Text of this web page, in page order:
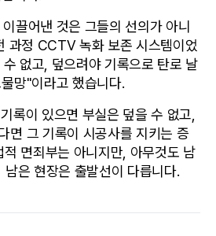
끌어낸 것은 그들의 선의가 아니
과정 CCTV 녹화 보존 시스템이었
없고, 덮으려야 기록으로 탄로 날
망"이라고 했습니다.
록이 있으면 부실은 덮을 수 없고,
면 그 기록이 시공사를 지키는 증
면죄부는 아니지만, 아무것도 남
은 현장은 출발선이 다릅니다.